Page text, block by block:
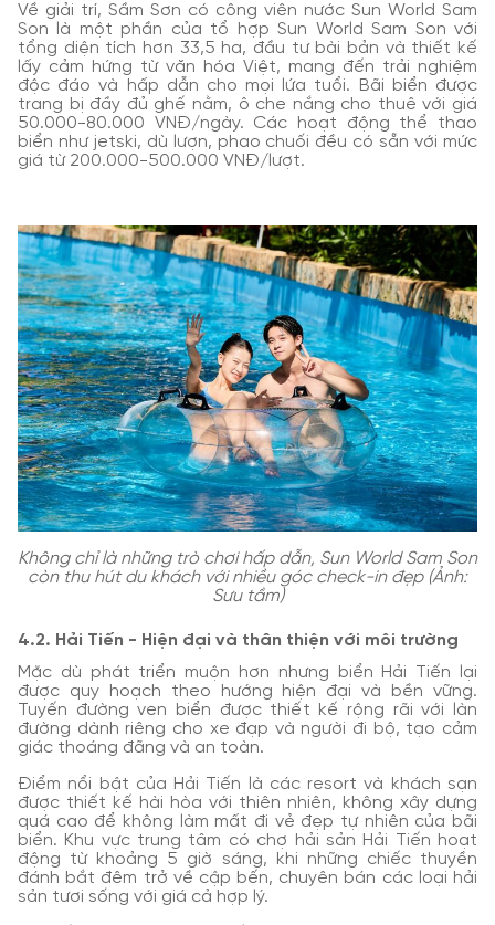
Về giải trí, Sầm Sơn có công viên nước Sun World Sam
Son là một phần của tổ hợp Sun World Sam Son với
tổng diện tích hơn 33,5 ha, đầu tư bài bản và thiết kế
lấy cảm hứng từ văn hóa Việt, mang đến trải nghiệm
độc đáo và hấp dẫn cho mọi lứa tuổi. Bãi biển được
trang bị đầy đủ ghế nằm, ô che nắng cho thuê với giá
50.000-80.000 VNĐ/ngày. Các hoạt động thể thao
biển như jetski, dù lượn, phao chuối đều có sẵn với mức
giá từ 200.000-500.000 VNĐ/lượt.
Không chỉ là những trò chơi hấp dẫn, Sun World Sam Son
còn thu hút du khách với nhiều góc check-in đẹp (Ảnh:
Sưu tầm)
4.2. Hải Tiến - Hiện đại và thân thiện với môi trường
Mặc dù phát triển muộn hơn nhưng biển Hải Tiến lại
được quy hoạch theo hướng hiện đại và bền vững.
Tuyến đường ven biển được thiết kế rộng rãi với làn
đường dành riêng cho xe đạp và người đi bộ, tạo cảm
giác thoáng đãng và an toàn.
Điểm nổi bật của Hải Tiến là các resort và khách sạn
được thiết kế hài hòa với thiên nhiên, không xây dựng
quá cao để không làm mất đi vẻ đẹp tự nhiên của bãi
biển. Khu vực trung tâm có chợ hải sản Hải Tiến hoạt
động từ khoảng 5 giờ sáng, khi những chiếc thuyền
đánh bắt đêm trở về cập bến, chuyên bán các loại hải
sản tươi sống với giá cả hợp lý.